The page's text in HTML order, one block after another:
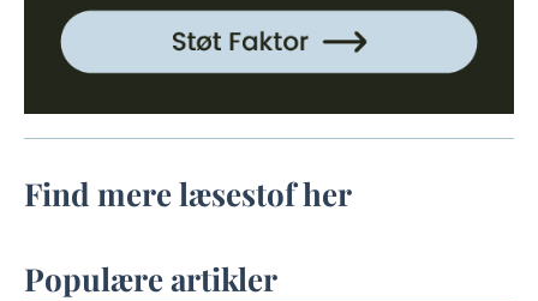
Find mere læsestof her
Populære artikler